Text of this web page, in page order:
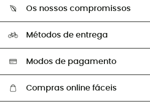
Guia de tamanhos
Trocas & Devoluções
Os nossos embaixadores
Os nossos compromissos
Seleção eco-responsável
Métodos de entrega
Modos de pagamento
Compras online fáceis